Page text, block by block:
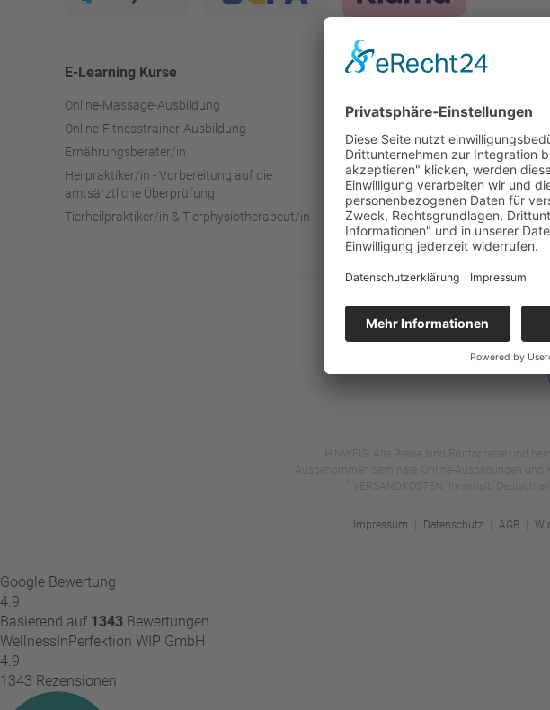
E-Learning Kurse
Online-Massage-Ausbildung
Online-Fitnesstrainer-Ausbildung
Ernährungsberater/in
Heilpraktiker/in - Vorbereitung auf die
amtsärztliche Überprüfung
Tierheilpraktiker/in & Tierphysiotherapeut/in
Informationen
Blog
Produktempfehlungen
Zertifikat
Über uns
Kontakt
Widerruf & Kündigung
HINWEIS: Alle Preise sind Bruttopreise und
Ausgenommen Seminare, Online-Ausbildungen und
VERSANDKOSTEN: Innerhalb
Impressum Datenschutz AGB
Google Bewertung
4.9
Basierend auf 1343 Bewertungen
WellnessInPerfektion WIP GmbH
4.9
1343 Rezensionen